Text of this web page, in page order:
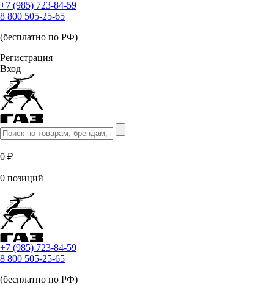
+7 (985) 723-84-59
8 800 505-25-65
(бесплатно по РФ)
Регистрация
Вход
0 ₽
0 позиций
+7 (985) 723-84-59
8 800 505-25-65
(бесплатно по РФ)